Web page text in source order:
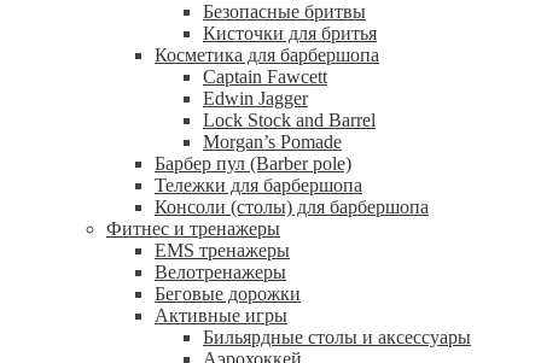
Безопасные бритвы
Кисточки для бритья
Косметика для барбершопа
Captain Fawcett
Edwin Jagger
Lock Stock and Barrel
Morgan’s Pomade
Барбер пул (Barber pole)
Тележки для барбершопа
Консоли (столы) для барбершопа
Фитнес и тренажеры
EMS тренажеры
Велотренажеры
Беговые дорожки
Активные игры
Бильярдные столы и аксессуары
Аэрохоккей